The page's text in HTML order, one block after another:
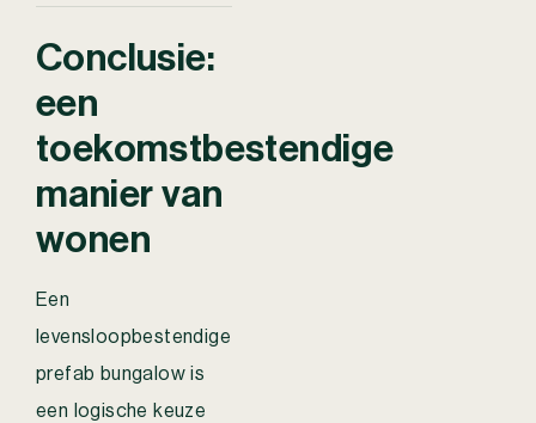
Conclusie:
een
toekomstbestendige
manier van
wonen
Een
levensloopbestendige
prefab bungalow is
een logische keuze